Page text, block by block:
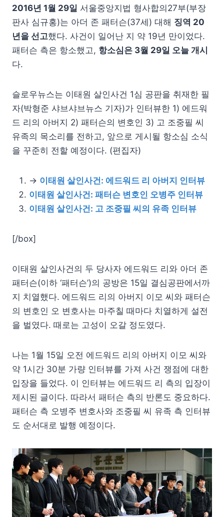
2016년 1월 29일 서울중앙지법 형사합의27부(부장
판사 심규홍)는 아더 존 패터슨(37세) 대해 징역 20
년을 선고했다. 사건이 일어난 지 약 19년 만이었다.
패터슨 측은 항소했고, 항소심은 3월 29일 오늘 개시
다.
슬로우뉴스는 이태원 살인사건 1심 공판을 취재한 필
자(박형준 샤브샤브뉴스 기자)가 인터뷰한 1) 에드워
드 리의 아버지 2) 패터슨의 변호인 3) 고 조중필 씨
유족의 목소리를 전하고, 앞으로 게시될 항소심 소식
을 꾸준히 전할 예정이다. (편집자)
→ 이태원 살인사건: 에드워드 리 아버지 인터뷰
이태원 살인사건: 패터슨 변호인 오병주 인터뷰
이태원 살인사건: 고 조중필 씨의 유족 인터뷰
[/box]
이태원 살인사건의 두 당사자 에드워드 리와 아더 존
패터슨(이하 ‘패터슨’)의 공방은 15일 결심공판에서까
지 치열했다. 에드워드 리의 아버지 이모 씨와 패터슨
의 변호인 오 변호사는 마주칠 때마다 치열하게 설전
을 벌였다. 때로는 고성이 오갈 정도였다.
나는 1월 15일 오전 에드워드 리의 아버지 이모 씨와
약 1시간 30분 가량 인터뷰를 가져 사건 쟁점에 대한
입장을 들었다. 이 인터뷰는 에드워드 리 측의 입장이
제시된 글이다. 따라서 패터슨 측의 반론도 중요하다.
패터슨 측 오병주 변호사와 조중필 씨 유족 측 인터뷰
도 순서대로 발행 예정이다.